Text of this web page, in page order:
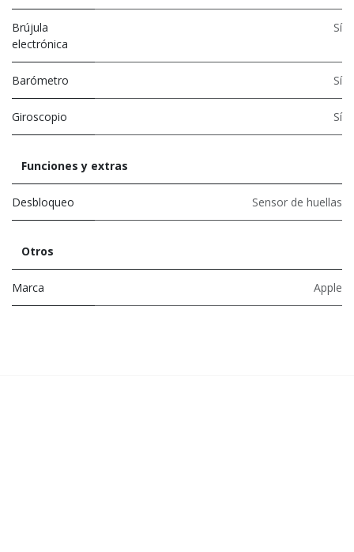
Brújula
electrónica
Sí
Barómetro Sí
Giroscopio Sí
Funciones y extras
Desbloqueo Sensor de huellas
Otros
Marca Apple